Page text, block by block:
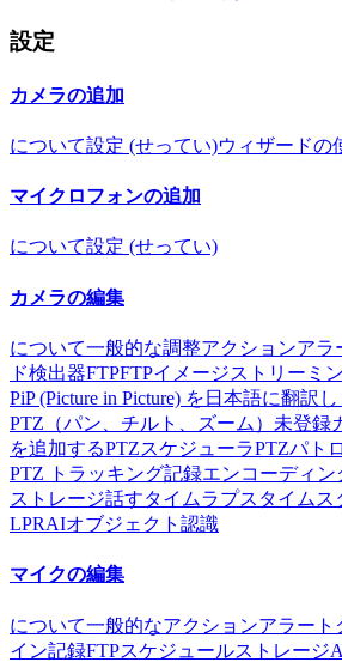
設定
カメラの追加
について設定 (せってい)ウィザードの
マイクロフォンの追加
について設定 (せってい)
カメラの編集
について一般的な調整アクションアラ
ド検出器FTPFTPイメージストリーミ
PiP (Picture in Picture) を日本語に翻訳し
PTZ（パン、チルト、ズーム） 未登録
を追加するPTZスケジューラPTZパト
PTZ トラッキング記録エンコーディン
ストレージ話すタイムラプス タイムス
LPRAIオブジェクト認識
マイクの編集
について一般的なアクションアラート
イン記録FTPスケジュールストレージ